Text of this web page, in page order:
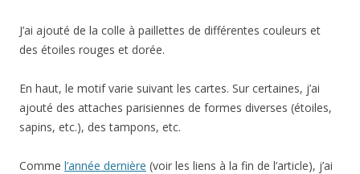
J’ai ajouté de la colle à paillettes de différentes couleurs et
des étoiles rouges et dorée.
En haut, le motif varie suivant les cartes. Sur certaines, j’ai
ajouté des attaches parisiennes de formes diverses (étoiles,
sapins, etc.), des tampons, etc.
Comme l’année dernière (voir les liens à la fin de l’article), j’ai